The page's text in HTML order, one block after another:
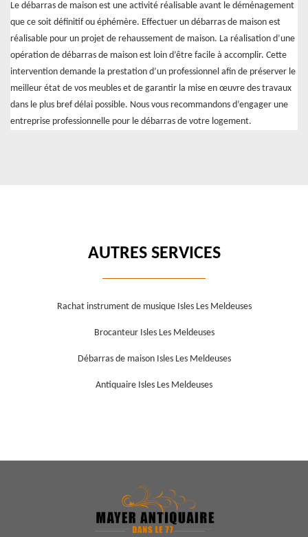
Le débarras de maison est une activité réalisable avant le déménagement
que ce soit définitif ou éphémère. Effectuer un débarras de maison est
réalisable pour un projet de rehaussement de maison. La réalisation d’une
opération de débarras de maison est loin d’être facile à accomplir. Cette
intervention demande la prestation d’un professionnel afin de préserver le
meilleur état de vos meubles et de garantir la mise en œuvre des travaux
dans le plus bref délai possible. Nous vous recommandons d’engager une
entreprise professionnelle pour le débarras de votre logement.
AUTRES SERVICES
Rachat instrument de musique Isles Les Meldeuses
Brocanteur Isles Les Meldeuses
Débarras de maison Isles Les Meldeuses
Antiquaire Isles Les Meldeuses